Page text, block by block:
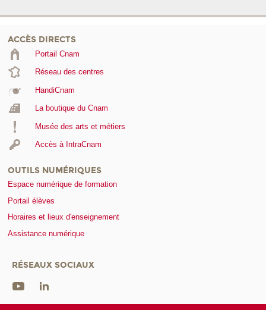
ACCÈS DIRECTS
Portail Cnam
Réseau des centres
HandiCnam
La boutique du Cnam
Musée des arts et métiers
Accès à IntraCnam
OUTILS NUMÉRIQUES
Espace numérique de formation
Portail élèves
Horaires et lieux d'enseignement
Assistance numérique
RÉSEAUX SOCIAUX